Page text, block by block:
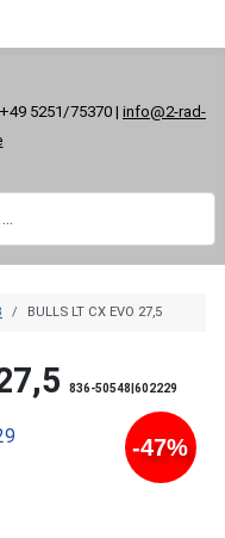
5251/75370 | info@2-rad-
BULLS LT CX EVO 27,5
836-50548|602229
-47%